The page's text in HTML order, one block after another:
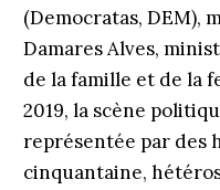
(Democratas, DEM),
Damares Alves,
de la famille et de la
2019, la scène
représentée par des
cinquantaine,